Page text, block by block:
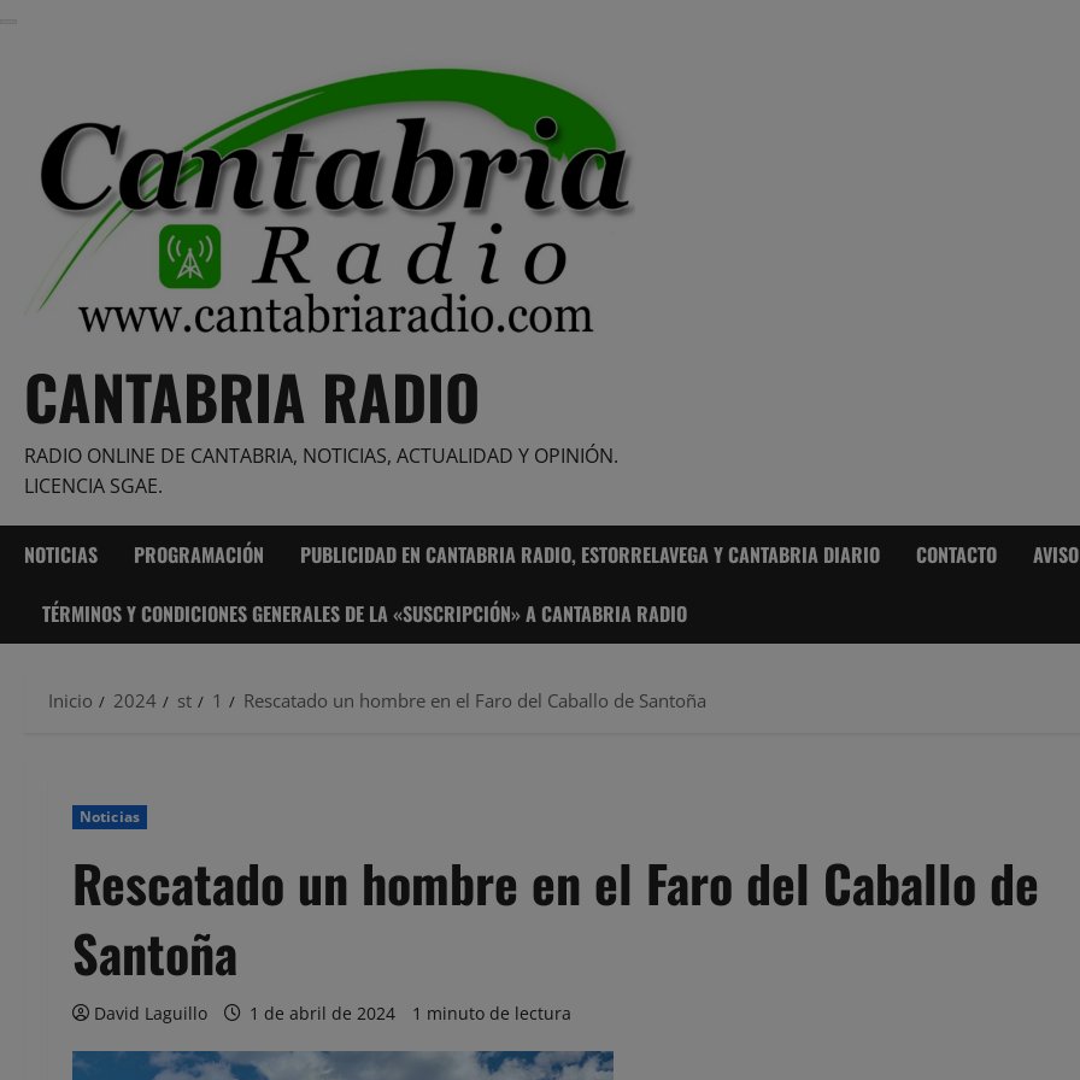
CANTABRIA RADIO
RADIO ONLINE DE CANTABRIA, NOTICIAS, ACTUALIDAD Y OPINIÓN.
LICENCIA SGAE.
NOTICIAS PROGRAMACIÓN PUBLICIDAD EN CANTABRIA RADIO, ESTORRELAVEGA Y CANTABRIA DIARIO CONTACTO
TÉRMINOS Y CONDICIONES GENERALES DE LA «SUSCRIPCIÓN» A CANTABRIA RADIO
Inicio 2024 st 1 Rescatado un hombre en el Faro del Caballo de Santoña
Noticias
Rescatado un hombre en el Faro del Caballo de
Santoña
David Laguillo 1 de abril de 2024 1 minuto de lectura